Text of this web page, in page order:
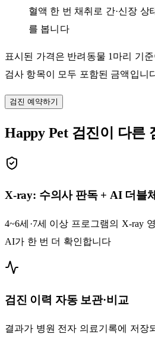
혈액 한 번 채취로 간·신장 상
를 봅니다
표시된 가격은 반려동물 1마리 기
검사 항목이 모두 포함된 금액입니
검진 예약하기
Happy Pet 검진이 다른
X-ray: 수의사 판독 + AI 더블
4~6세·7세 이상 프로그램의 X-ray
AI가 한 번 더 확인합니다
검진 이력 자동 보관·비교
결과가 병원 전자 의료기록에 저장